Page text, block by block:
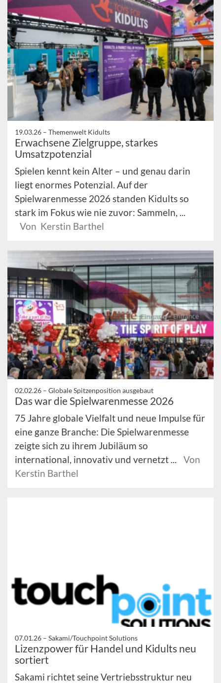
19.03.26 – Themenwelt Kidults
Erwachsene Zielgruppe, starkes
Umsatzpotenzial
Spielen kennt kein Alter – und genau darin
liegt enormes Potenzial. Auf der
Spielwarenmesse 2026 standen Kidults so
stark im Fokus wie nie zuvor: Sammeln, ...
Von Kerstin Barthel
02.02.26 – Globale Spitzenposition ausgebaut
Das war die Spielwarenmesse 2026
75 Jahre globale Vielfalt und neue Impulse für
eine ganze Branche: Die Spielwarenmesse
zeigte sich zu ihrem Jubiläum so
international, innovativ und vernetzt ...
Von
Kerstin Barthel
07.01.26 – Sakami/Touchpoint Solutions
Lizenzpower für Handel und Kidults neu
sortiert
Sakami richtet seine Vertriebsstruktur neu